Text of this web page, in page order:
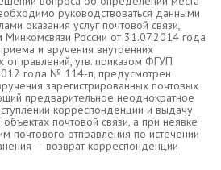
руководствоваться данными
оказания услуг почтовой связи,
России от 31.07.2014 года
и вручения внутренних
отправлений, утв. приказом ФГУП
года № 114-п, предусмотрен
зарегистрированных почтовых
предварительное неоднократное
корреспонденции и выдачу
почтовой связи, а при неявке
почтового отправления по истечении
— возврат корреспонденции